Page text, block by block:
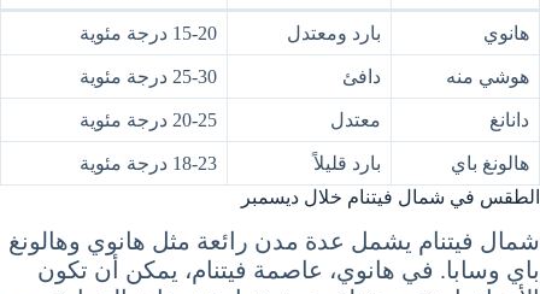
هانوي بارد ومعتدل 15-20 درجة مئوية
هوشي منه دافئ 25-30 درجة مئوية
دانانغ معتدل 20-25 درجة مئوية
هالونغ باي بارد قليلاً
18-23 درجة مئوية
الطقس في شمال فيتنام خلال ديسمبر
شمال فيتنام يشمل عدة مدن رائعة مثل هانوي وهالونغ
باي وسابا. في هانوي، عاصمة فيتنام، يمكن أن تكون